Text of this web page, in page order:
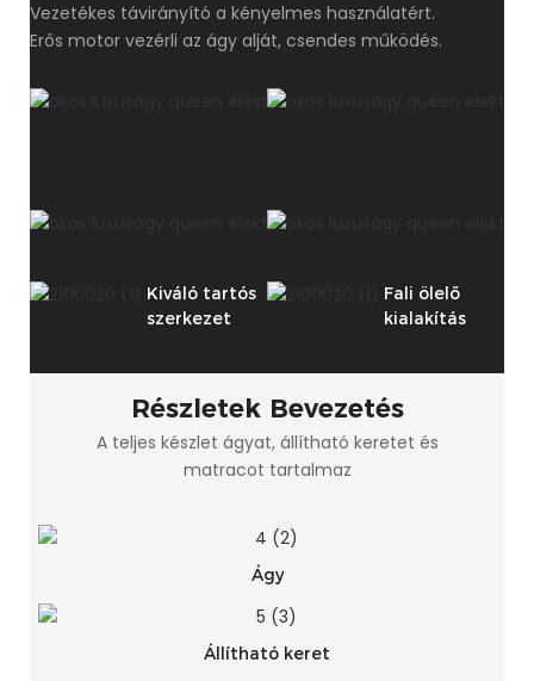
Vezetékes távirányító a kényelmes használatért.
Erős motor vezérli az ágy alját, csendes működés.
Kiváló tartós
szerkezet
Fali ölelő
kialakítás
Részletek Bevezetés
A teljes készlet ágyat, állítható keretet és
matracot tartalmaz
Ágy
Állítható keret